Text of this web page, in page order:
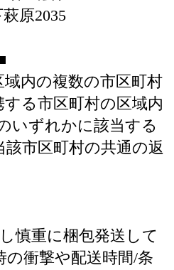
原2035
内の複数の市区町村
る市区町村の区域内
いずれかに該当する
市区町村の共通の返
慎重に梱包発送して
衝撃や配送時間/条